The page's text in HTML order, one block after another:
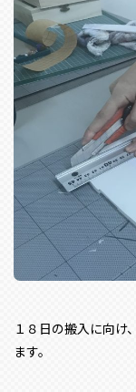
１８日の搬入に向け
ます。